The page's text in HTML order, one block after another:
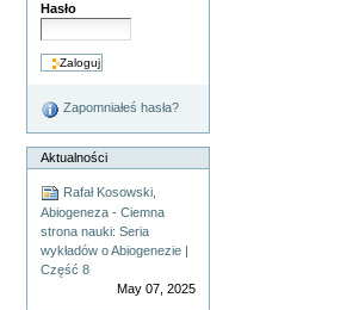
Hasło
Zapomniałeś hasła?
Aktualności
Rafał Kosowski,
Abiogeneza - Ciemna
strona nauki: Seria
wykładów o Abiogenezie |
Część 8
May 07, 2025